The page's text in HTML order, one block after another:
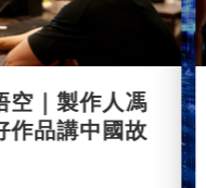
空｜製作人馮
作品講中國故